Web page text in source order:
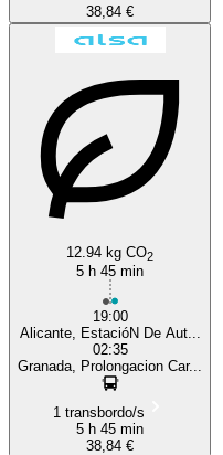
38,84 €
12.94 kg CO2
5 h 45 min
19:00
Alicante, EstacióN De Aut...
02:35
Granada, Prolongacion Car...
1 transbordo/s
5 h 45 min
38,84 €